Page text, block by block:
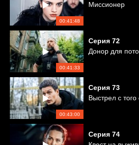
00:41:48
Миссионер
00:41:33
Серия 72
Донор для
00:43:00
Серия 73
Выстрел с того
Серия 74